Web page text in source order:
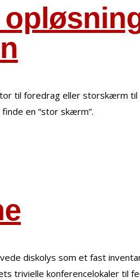
til foredrag eller storskærm
en “stor skærm”.
diskolys som et fast
trivielle konferencelokaler til